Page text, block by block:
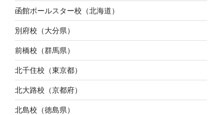
函館ポールスター校（北海道）
別府校（大分県）
前橋校（群馬県）
北千住校（東京都）
北大路校（京都府）
北島校（徳島県）